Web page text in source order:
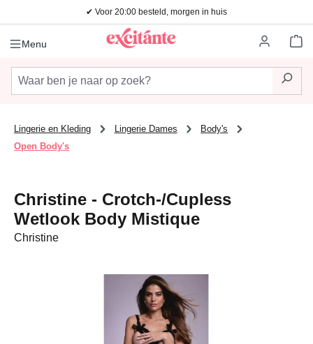
Ga naar de hoofdinhoud✔ Voor 20:00 besteld, morgen in huis
Menu
Lingerie en Kleding Lingerie Dames
Body's
Open Body's
Christine - Crotch-/Cupless
Wetlook Body Mistique
Christine
Afbeeldingengalerij overslaan